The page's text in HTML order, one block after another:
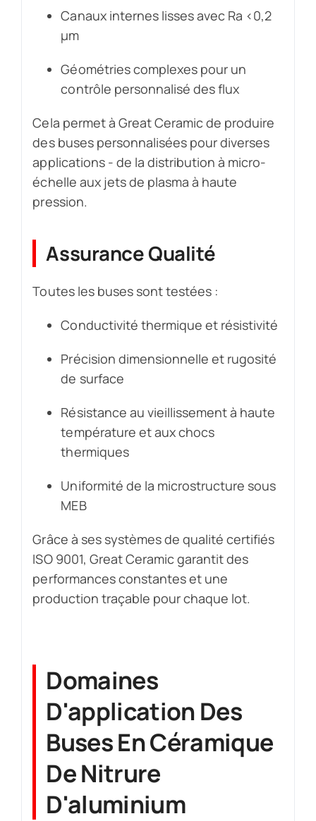
Canaux internes lisses avec Ra <0,2
µm
Géométries complexes pour un
contrôle personnalisé des flux
Cela permet à Great Ceramic de produire
des buses personnalisées pour diverses
applications - de la distribution à micro-
échelle aux jets de plasma à haute
pression.
Assurance Qualité
Toutes les buses sont testées :
Conductivité thermique et résistivité
Précision dimensionnelle et rugosité
de surface
Résistance au vieillissement à haute
température et aux chocs
thermiques
Uniformité de la microstructure sous
MEB
Grâce à ses systèmes de qualité certifiés
ISO 9001, Great Ceramic garantit des
performances constantes et une
production traçable pour chaque lot.
Domaines
D'application Des
Buses En Céramique
De Nitrure
D'aluminium